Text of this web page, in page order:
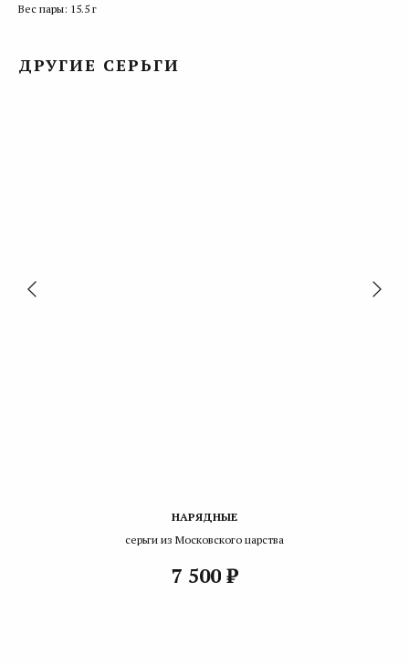
Вес пары: 15.5 г
ДРУГИЕ СЕРЬГИ
НАРЯДНЫЕ
серьги из Московского царства
7 500 ₽